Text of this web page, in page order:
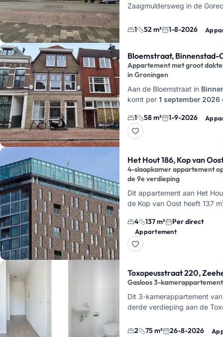
Zaagmuldersweg in de
woont hier op de begane
1 52 m² 1-8-2026
Bloemstraat, Binnenstad-
Appartement met groot
in Groningen
Aan de Bloemstraat in
komt per 1 september 2026
als fijne extra een eigen
1 58 m² 1-9-2026
Het Hout 186, Kop van
4-slaapkamer appartement
de 9e verdieping
Dit appartement aan Het
de Kop van Oost heeft 137
de 9e verdieping. Je woont
buiten het c…
4 137 m² Per direct
Appartement
Toxopeusstraat 220,
Gasloos 3-
Dit 3-kamerappartement
derde verdieping aan de
van 2022, …
2 75 m² 26-8-2026